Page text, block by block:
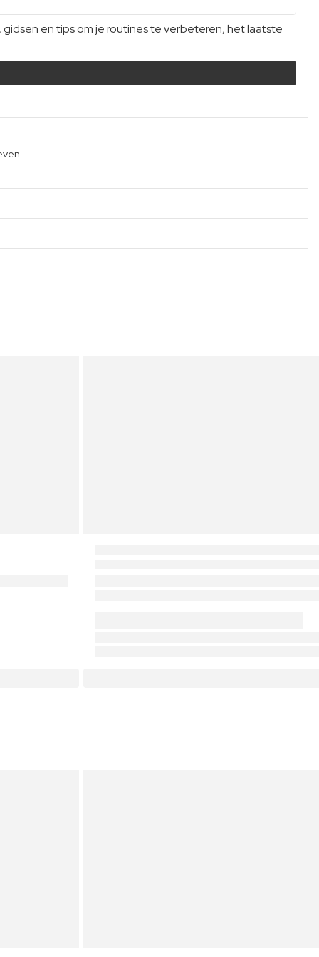
en tips om je routines te verbeteren, het laatste